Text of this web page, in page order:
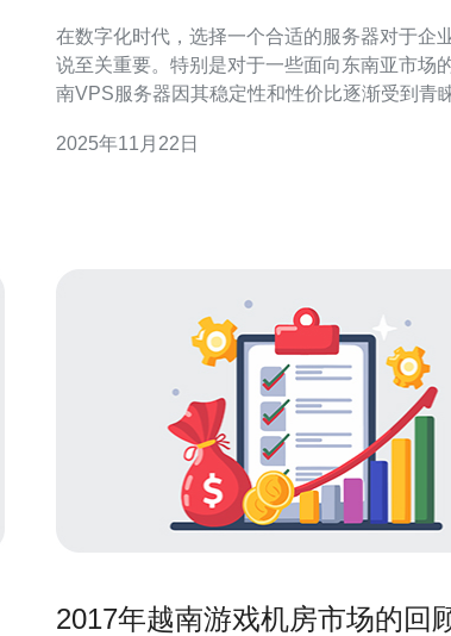
在数字化时代，选择一个合适的服务器对于企
说至关重要。特别是对于一些面向东南亚市场
南VPS服务器因其稳定性和性价比逐渐受到青
析，帮助您做出明智的选择。 1. VPS租用的基本概念
2025年11月22日
2017年越南游戏机房市场的回